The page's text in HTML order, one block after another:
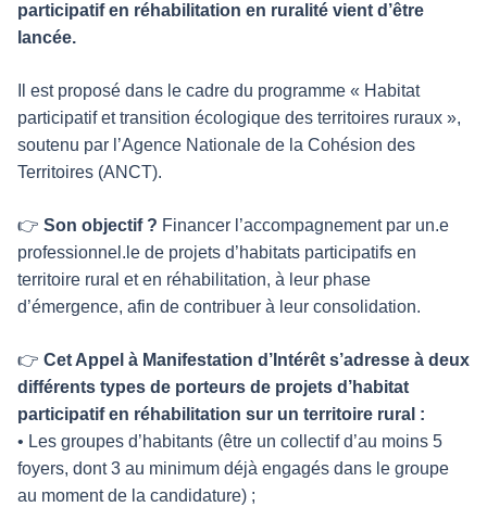
participatif en réhabilitation en ruralité vient d’être
lancée.
Il est proposé dans le cadre du programme « Habitat
participatif et transition écologique des territoires ruraux »,
soutenu par l’Agence Nationale de la Cohésion des
Territoires (ANCT).
👉 Son objectif ? Financer l’accompagnement par un.e
professionnel.le de projets d’habitats participatifs en
territoire rural et en réhabilitation, à leur phase
d’émergence, afin de contribuer à leur consolidation.
👉 Cet Appel à Manifestation d’Intérêt s’adresse à deux
différents types de porteurs de projets d’habitat
participatif en réhabilitation sur un territoire rural :
• Les groupes d’habitants (être un collectif d’au moins 5
foyers, dont 3 au minimum déjà engagés dans le groupe
au moment de la candidature) ;